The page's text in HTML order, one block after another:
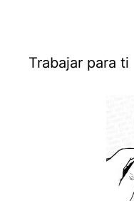
Trabajar para ti